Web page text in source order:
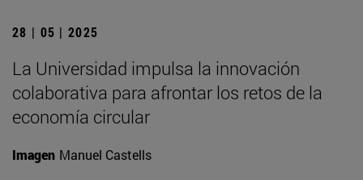
28 | 05 | 2025
La Universidad impulsa la innovación
colaborativa para afrontar los retos de la
economía circular
Imagen Manuel Castells